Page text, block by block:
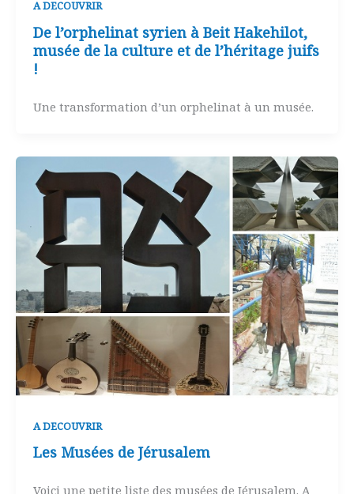
A DECOUVRIR
De l’orphelinat syrien à Beit Hakehilot,
musée de la culture et de l’héritage juifs
!
Une transformation d’un orphelinat à un musée.
A DECOUVRIR
Les Musées de Jérusalem
Voici une petite liste des musées de Jérusalem. A